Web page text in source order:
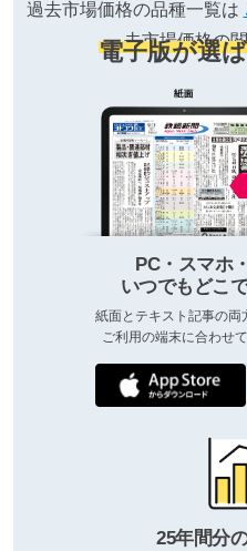
過去市場価格の品種一覧は
去市場価格の
電子版が選
PC・スマホ
いつでもどこ
紙面とテキスト記事の両
ご利用の端末に合わせ
25年間分